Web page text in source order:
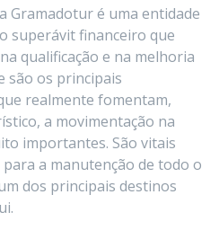
Gramadotur é uma entidade
superávit financeiro que
qualificação e na melhoria
são os principais
realmente fomentam,
a movimentação na
importantes. São vitais
a manutenção de todo o
dos principais destinos